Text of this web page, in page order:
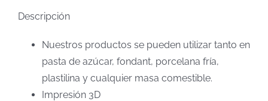
Descripción
Nuestros productos se pueden utilizar tanto en
pasta de azúcar, fondant, porcelana fría,
plastilina y cualquier masa comestible.
Impresión 3D